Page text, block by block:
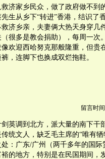
济家乡民众，做了政府做不到
生从乡下“转进”香港，结识了
济乡亲，夫妻俩大热天身穿几
很多是教会捐助），每周一次
欢迎西哈努克那般隆重，但贵
，连脚下也换成双烂拖鞋。
留言时
英调到北方，派大量的南下干
统文人，缺乏毛主席的“唯有
：广东/广州（两千多年的国际
的地方，特别是在民国期间，